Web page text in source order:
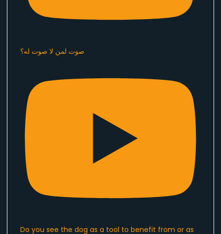
صوت لمن لا صوت له؟
Do you see the dog as a tool to benefit from or as